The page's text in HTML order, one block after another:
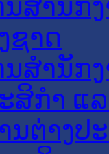
ສໍານັກ
ຊາດ
ນສຳນັກ
ສິກຳ ແ
ນຕ່າງປ